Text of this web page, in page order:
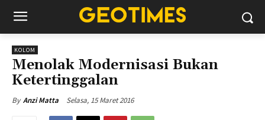
KOLOM
Menolak Modernisasi Bukan
Ketertinggalan
By Anzi Matta Selasa, 15 Maret 2016